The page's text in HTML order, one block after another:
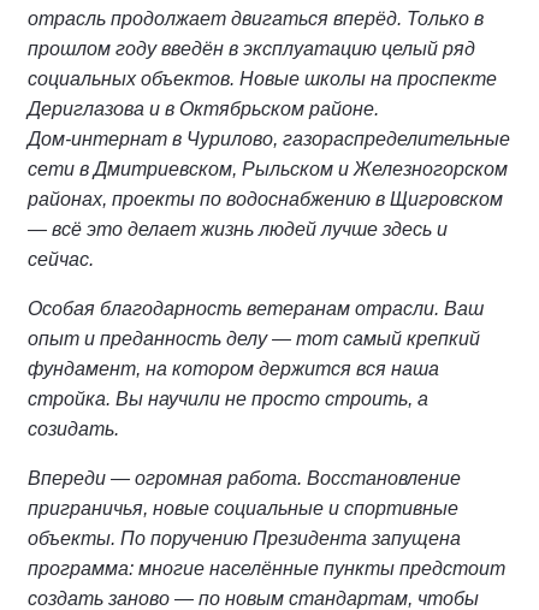
отрасль продолжает двигаться вперёд. Только в
прошлом году введён в эксплуатацию целый ряд
социальных объектов. Новые школы на проспекте
Дериглазова и в Октябрьском районе.
Дом‑интернат в Чурилово, газораспределительные
сети в Дмитриевском, Рыльском и Железногорском
районах, проекты по водоснабжению в Щигровском
— всё это делает жизнь людей лучше здесь и
сейчас.
Особая благодарность ветеранам отрасли. Ваш
опыт и преданность делу — тот самый крепкий
фундамент, на котором держится вся наша
стройка. Вы научили не просто строить, а
созидать.
Впереди — огромная работа. Восстановление
приграничья, новые социальные и спортивные
объекты. По поручению Президента запущена
программа: многие населённые пункты предстоит
создать заново — по новым стандартам, чтобы